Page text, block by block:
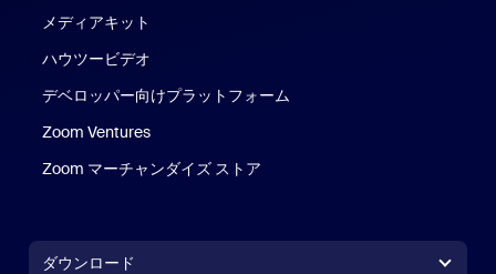
メディアキット
ハウツービデオ
デベロッパー向けプラットフォーム
Zoom Ventures
Zoom マーチャンダイズ ストア
ダウンロード